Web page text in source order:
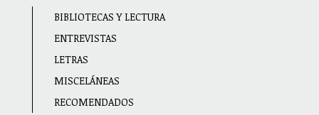
Main
navigation
BIBLIOTECAS Y LECTURA
ENTREVISTAS
LETRAS
MISCELÁNEAS
RECOMENDADOS